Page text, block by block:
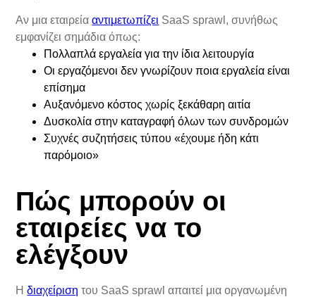
Αν μια εταιρείααντιμετωπίζει SaaS sprawl, συνήθως
εμφανίζει σημάδια όπως:
Πολλαπλά εργαλεία για την ίδια λειτουργία
Οι εργαζόμενοι δεν γνωρίζουν ποια εργαλεία είναι
επίσημα
Αυξανόμενο κόστος χωρίς ξεκάθαρη αιτία
Δυσκολία στην καταγραφή όλων των συνδρομών
Συχνές συζητήσεις τύπου «έχουμε ήδη κάτι
παρόμοιο»
Πώς μπορούν οι
εταιρείες να το
ελέγξουν
Ηδιαχείριση του SaaS sprawl απαιτεί μια οργανωμένη